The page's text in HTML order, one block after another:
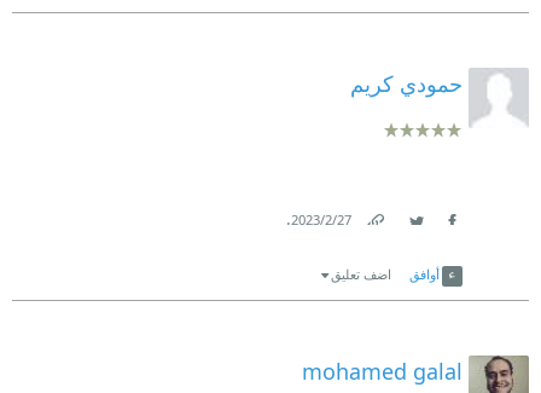
حمودي كريم
27‏/2‏/2023
.
أوافق اضف تعليق
mohamed galal